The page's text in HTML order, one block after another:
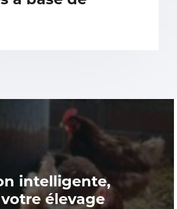
intelligente,
votre élevage